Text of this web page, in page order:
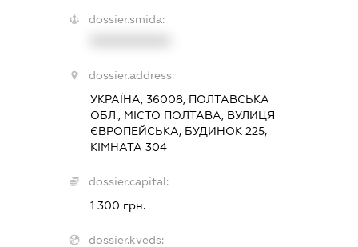
dossier.smida:
dossier.address:
УКРАЇНА, 36008, ПОЛТАВСЬКА
ОБЛ., МІСТО ПОЛТАВА, ВУЛИЦЯ
ЄВРОПЕЙСЬКА, БУДИНОК 225,
КІМНАТА 304
dossier.capital:
1 300 грн.
dossier.kveds: